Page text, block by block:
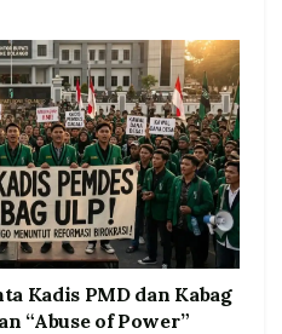
Kadis PMD dan Kabag
“Abuse of Power”